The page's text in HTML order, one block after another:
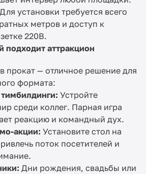
Для установки требуется всего
метров и доступ к
220В.
подходит аттракцион
прокат — отличное решение для
формата:
Устройте
среди коллег. Парная игра
реакцию и командный дух.
акции: Установите стол на
поток посетителей и
Дни рождения, свадьбы или